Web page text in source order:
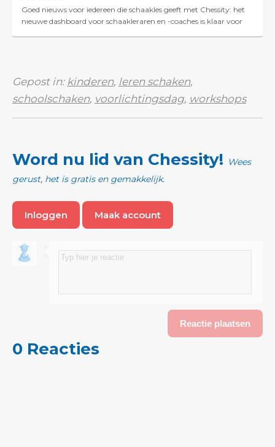
Goed nieuws voor iedereen die schaakles geeft met Chessity: het
nieuwe dashboard voor schaakleraren en -coaches is klaar voor
Gepost in: kinderen, leren schaken,
schoolschaken, voorlichtingsdag, workshops
Word nu lid van Chessity!
Wees
gerust, het is gratis en gemakkelijk.
Inloggen Maak account
0 Reacties